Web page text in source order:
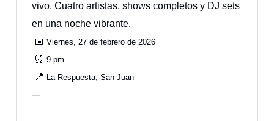
vivo. Cuatro artistas, shows completos y DJ sets
en una noche vibrante.
📅 Viernes, 27 de febrero de 2026
⏰ 9 pm
📍 La Respuesta, San Juan
—